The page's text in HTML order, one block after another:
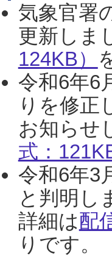
気象官署
更新しま
124KB）
令和6年6
りを修正
お知らせ
式：
令和6年3
と判明し
詳細は配
りです。